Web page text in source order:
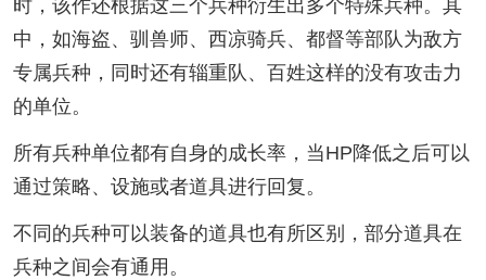
时，该作还根据这三个兵种衍生出多个特殊兵种。其
中，如海盗、驯兽师、西凉骑兵、都督等部队为敌方
专属兵种，同时还有辎重队、百姓这样的没有攻击力
的单位。
所有兵种单位都有自身的成长率，当HP降低之后可以
通过策略、设施或者道具进行回复。
不同的兵种可以装备的道具也有所区别，部分道具在
兵种之间会有通用。